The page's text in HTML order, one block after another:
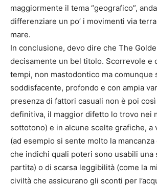
maggiormente il tema “geografico”,
differenziare un po’ i movimenti via
mare.
In conclusione, devo dire che The
decisamente un bel titolo. Scorrevole e
tempi, non mastodontico ma comunque
soddisfacente, profondo e con ampia
presenza di fattori casuali non è poi
definitiva, il maggior difetto lo trovo nei
sottotono) e in alcune scelte grafiche, a
(ad esempio si sente molto la
che indichi quali poteri sono usabili una
partita) o di scarsa leggibilità (come la
civiltà che assicurano gli sconti per